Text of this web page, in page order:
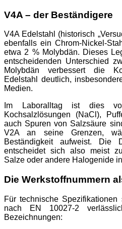
V4A – der Beständigere
V4A Edelstahl (historisch
ebenfalls ein Chrom-Nickel-
etwa 2 % Molybdän. Dieses
entscheidenden Unterschied
Molybdän verbessert die
Edelstahl deutlich,
Medien.
Im Laboralltag ist dies
Kochsalzlösungen (NaCl),
auch Spuren von Salzsäure
V2A an seine Grenzen,
Beständigkeit aufweist. Die
entscheidet sich also meist
Salze oder andere Halogenide
Die Werkstoffnummern
Für technische Spezifikationen
nach EN 10027-2
Bezeichnungen: